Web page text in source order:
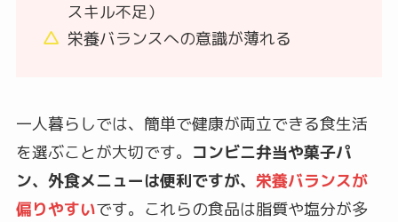
スキル不足）
栄養バランスへの意識が薄れる
一人暮らしでは、簡単で健康が両立できる食生活
を選ぶことが大切です。 コンビニ弁当や菓子パ
ン、外食メニューは便利ですが、 栄養バランスが
偏りやすいです。これらの食品は脂質や塩分が多